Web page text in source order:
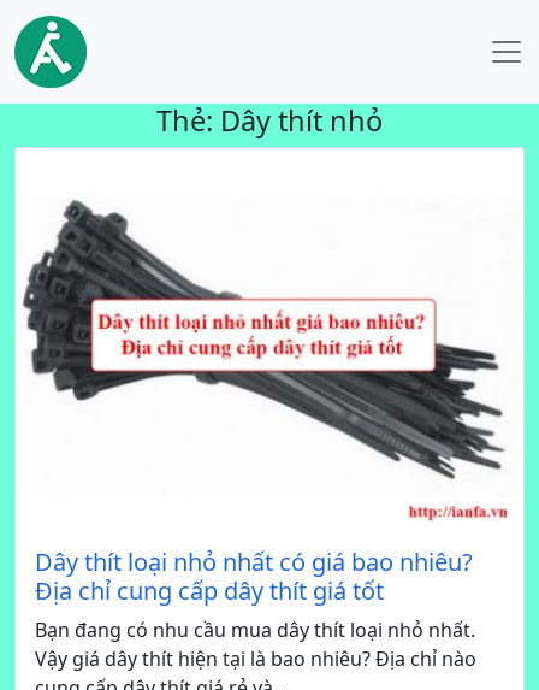
Thẻ: Dây thít nhỏ
Dây thít loại nhỏ nhất có giá bao nhiêu?
Địa chỉ cung cấp dây thít giá tốt
Bạn đang có nhu cầu mua dây thít loại nhỏ nhất.
Vậy giá dây thít hiện tại là bao nhiêu? Địa chỉ nào